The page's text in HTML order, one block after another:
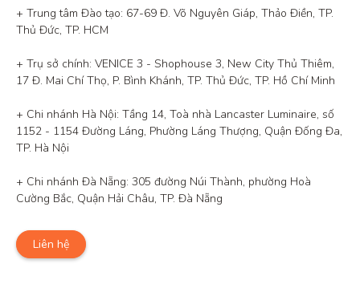
+ Trung tâm Đào tạo: 67-69 Đ. Võ Nguyên Giáp, Thảo Điền, TP.
Thủ Đức, TP. HCM
+ Trụ sở chính: VENICE 3 - Shophouse 3, New City Thủ Thiêm,
17 Đ. Mai Chí Thọ, P. Bình Khánh, TP. Thủ Đức, TP. Hồ Chí Minh
+ Chi nhánh Hà Nội: Tầng 14, Toà nhà Lancaster Luminaire, số
1152 - 1154 Đường Láng, Phường Láng Thượng, Quận Đống Đa,
TP. Hà Nội
+ Chi nhánh Đà Nẵng: 305 đường Núi Thành, phường Hoà
Cường Bắc, Quận Hải Châu, TP. Đà Nẵng
Liên hệ